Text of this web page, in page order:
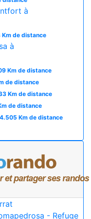
à
Km de distance
à
Km de distance
de distance
Km de distance
de distance
4.505 Km de distance
- Refuge